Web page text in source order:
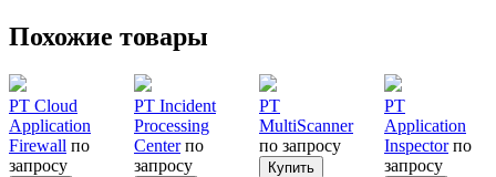
Похожие товары
PT Cloud
Application
Firewall по
запросу
PT Incident
Processing
Center по
запросу
PT
MultiScanner
по запросу
Купить
PT
Application
Inspector по
запросу